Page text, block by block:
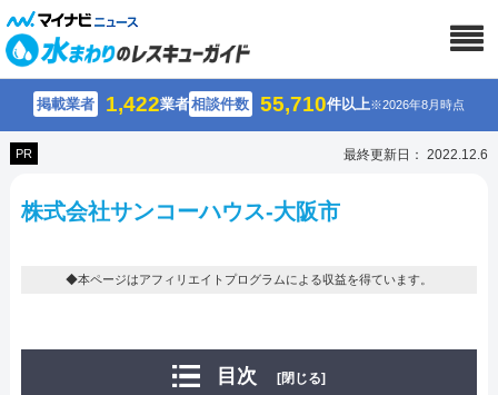
掲載業者 1,422業者相談件数 55,710件以上※2026年8月時点
PR 最終更新日： 2022.12.6
株式会社サンコーハウス-大阪市
◆本ページはアフィリエイトプログラムによる収益を得ています。
目次 [閉じる]